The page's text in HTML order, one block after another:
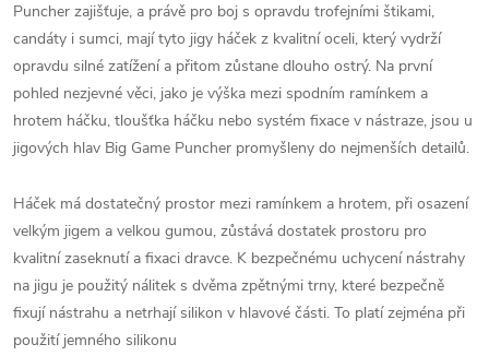
Puncher zajišťuje, a právě pro boj s opravdu trofejními štikami,
candáty i sumci, mají tyto jigy háček z kvalitní oceli, který vydrží
opravdu silné zatížení a přitom zůstane dlouho ostrý. Na první
pohled nezjevné věci, jako je výška mezi spodním ramínkem a
hrotem háčku, tloušťka háčku nebo systém fixace v nástraze, jsou u
jigových hlav Big Game Puncher promyšleny do nejmenších detailů.
Háček má dostatečný prostor mezi ramínkem a hrotem, při osazení
velkým jigem a velkou gumou, zůstává dostatek prostoru pro
kvalitní zaseknutí a fixaci dravce. K bezpečnému uchycení nástrahy
na jigu je použitý nálitek s dvěma zpětnými trny, které bezpečně
fixují nástrahu a netrhají silikon v hlavové části. To platí zejména při
použití jemného silikonu